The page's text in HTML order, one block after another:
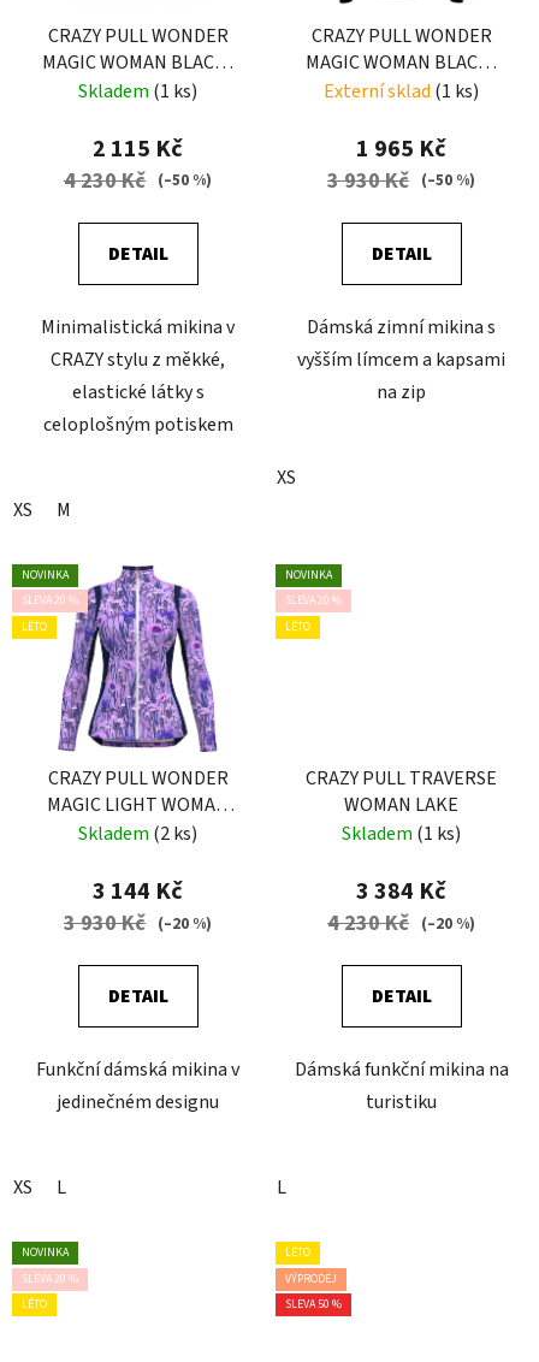
CRAZY PULL WONDER
MAGIC WOMAN BLACK-
ZEBRA
Skladem (1 ks)
2 115 Kč
4 230 Kč (–50 %)
DETAIL
Minimalistická mikina v
CRAZY stylu z měkké,
elastické látky s
celoplošným potiskem
XS M
CRAZY PULL WONDER
MAGIC WOMAN BLACK-
ZEBRA
Externí sklad (1 ks)
1 965 Kč
3 930 Kč (–50 %)
DETAIL
Dámská zimní mikina s
vyšším límcem a kapsami
na zip
XS
NOVINKA
SLEVA 20 %
LÉTO
CRAZY PULL WONDER
MAGIC LIGHT WOMAN
PRINT ALPIN FLOWER
Skladem (2 ks)
3 144 Kč
3 930 Kč (–20 %)
DETAIL
Funkční dámská mikina v
jedinečném designu
XS L
NOVINKA
SLEVA 20 %
LÉTO
CRAZY PULL TRAVERSE
WOMAN LAKE
Skladem (1 ks)
3 384 Kč
4 230 Kč (–20 %)
DETAIL
Dámská funkční mikina na
turistiku
L
NOVINKA
SLEVA 20 %
LÉTO
LÉTO
VÝPRODEJ
SLEVA 50 %